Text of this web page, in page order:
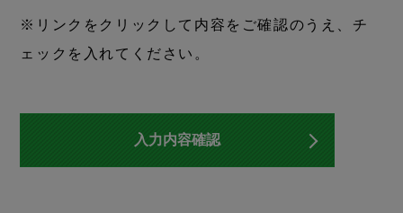
※リンクをクリックして内容をご確認のうえ、チ
ェックを入れてください。
入力内容確認